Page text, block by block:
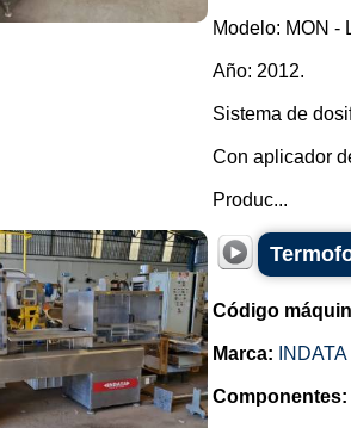
Modelo: MON -
Año: 2012.
Sistema de
Con aplicador
Produc...
Código
Marca: INDATA
Componentes: